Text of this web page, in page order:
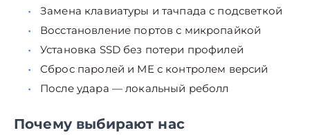
Замена клавиатуры и тачпада с подсветкой
Восстановление портов с микропайкой
Установка SSD без потери профилей
Сброс паролей и ME с контролем версий
После удара — локальный реболл
Почему выбирают нас